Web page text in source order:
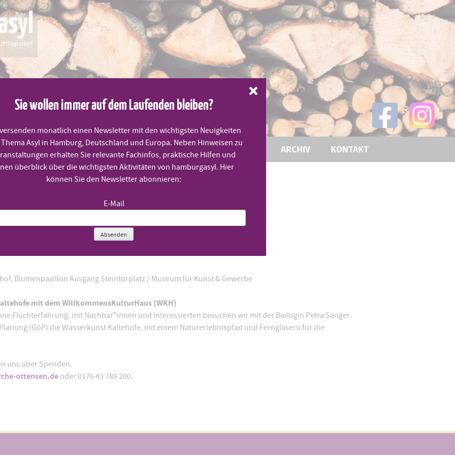
PRAKTISCHE HILFEN TERMINE THEMEN ARCHIV KONTAKT
Blumenpavillon Ausgang Steintorplatz / Museum für Kunst & Gewerbe
mit dem WillkommensKulturHaus (WKH)
Fluchterfahrung, mit Nachbar*innen und Interessierten besuchen wir mit der Biologin Petra Sänger
(GöP) die Wasserkunst Kaltehofe, mit einem Naturerlebnispfad und Ferngläsern für die
uns über Spenden.
ottensen.de oder 0176 43 789 200.
Sie wollen immer auf dem Laufenden bleiben?
monatlich einen Newsletter mit den wichtigsten Neuigkeiten
Asyl in Hamburg, Deutschland und Europa. Neben Hinweisen zu
erhalten Sie relevante Fachinfos, praktische Hilfen und
überblick über die wichtigsten Aktivitäten von hamburgasyl. Hier
können Sie den Newsletter abonnieren:
E-Mail
Absenden